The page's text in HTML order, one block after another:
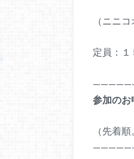
（ニニ
定員：
参加の
（先着